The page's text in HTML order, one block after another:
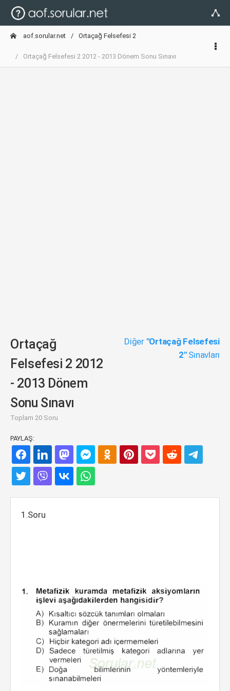
aof.sorular.net Ortaçağ Felsefesi 2
Ortaçağ Felsefesi 2 2012 - 2013 Dönem Sonu Sınavı
Ortaçağ
Felsefesi 2 2012
- 2013 Dönem
Sonu Sınavı
Toplam 20 Soru
Diğer "Ortaçağ Felsefesi
2"Sınavları
PAYLAŞ:
1.Soru